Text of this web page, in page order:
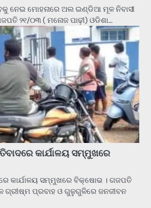
ନେଇ ମୋହନାରେ ଅଲ ଇଣ୍ଡିଆ ମୂଳ ନିବାସୀ
‌୨୧/୦୩ ( ମନୋଜ ପାଢ଼ୀ) ଓଡିଶା…
କାର୍ଯାଳୟ ସମ୍ମୁଖରେ
କାର୍ଯାଳୟ ସମ୍ମୁଖରେ ବିକ୍ଷୋଭ । ଗଜପତି
ଗ୍ରୀଷ୍ମ ପ୍ରବାହ ଓ ଗୁଳୁଗୁଳିରେ ଜନଜୀବନ